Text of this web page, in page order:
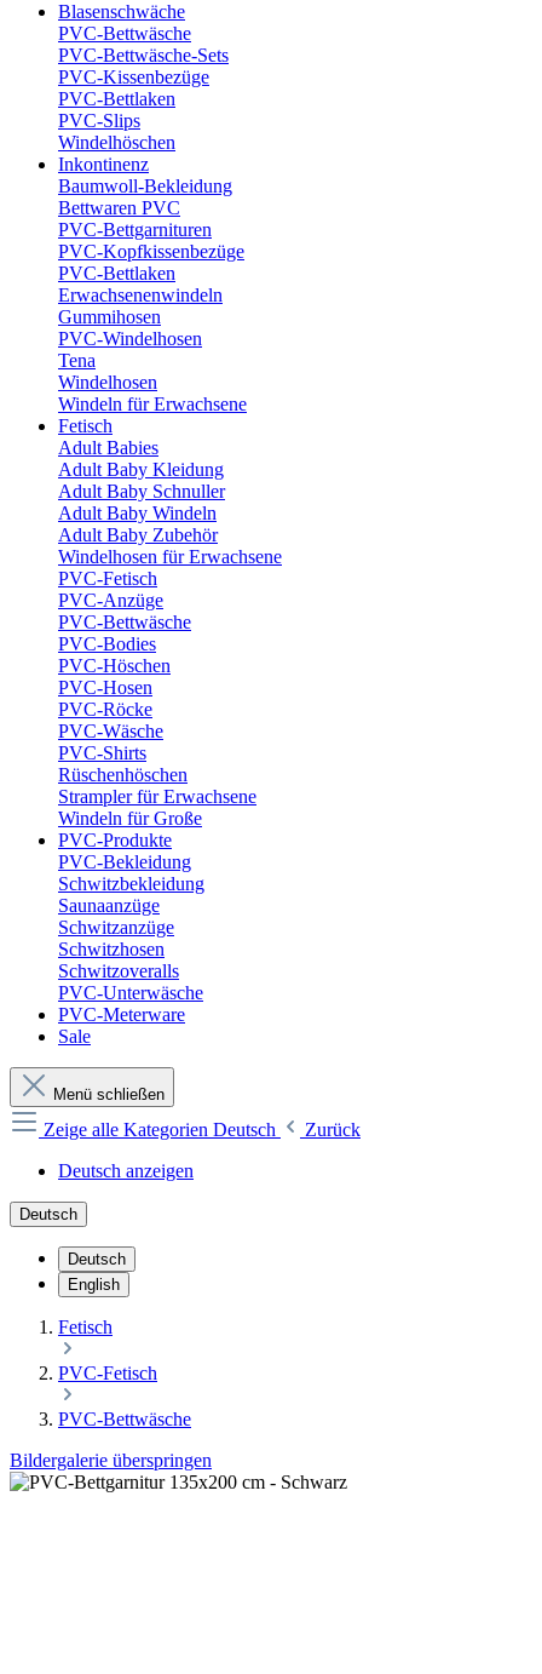
Blasenschwäche
PVC-Bettwäsche
PVC-Bettwäsche-Sets
PVC-Kissenbezüge
PVC-Bettlaken
PVC-Slips
Windelhöschen
Inkontinenz
Baumwoll-Bekleidung
Bettwaren PVC
PVC-Bettgarnituren
PVC-Kopfkissenbezüge
PVC-Bettlaken
Erwachsenenwindeln
Gummihosen
PVC-Windelhosen
Tena
Windelhosen
Windeln für Erwachsene
Fetisch
Adult Babies
Adult Baby Kleidung
Adult Baby Schnuller
Adult Baby Windeln
Adult Baby Zubehör
Windelhosen für Erwachsene
PVC-Fetisch
PVC-Anzüge
PVC-Bettwäsche
PVC-Bodies
PVC-Höschen
PVC-Hosen
PVC-Röcke
PVC-Wäsche
PVC-Shirts
Rüschenhöschen
Strampler für Erwachsene
Windeln für Große
PVC-Produkte
PVC-Bekleidung
Schwitzbekleidung
Saunaanzüge
Schwitzanzüge
Schwitzhosen
Schwitzoveralls
PVC-Unterwäsche
PVC-Meterware
Sale
Menü schließen
Zeige alle Kategorien Deutsch
Zurück
Deutsch anzeigen
Deutsch
Deutsch
English
Fetisch
PVC-Fetisch
PVC-Bettwäsche
Bildergalerie überspringen